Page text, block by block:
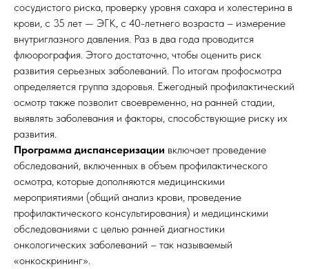
сосудистого риска, проверку уровня сахара и холестерина в
крови, с 35 лет — ЭГК, с 40-летнего возраста – измерение
внутриглазного давления. Раз в два года проводится
флюорография. Этого достаточно, чтобы оценить риск
развития серьезных заболеваний. По итогам профосмотра
определяется группа здоровья. Ежегодный профилактический
осмотр также позволит своевременно, на ранней стадии,
выявлять заболевания и факторы, способствующие риску их
развития.
Программа диспансеризации включает проведение
обследований, включенных в объем профилактического
осмотра, которые дополняются медицинскими
мероприятиями (общий анализ крови, проведение
профилактического консультирования) и медицинскими
обследованиями с целью ранней диагностики
онкологических заболеваний – так называемый
«онкоскрининг».